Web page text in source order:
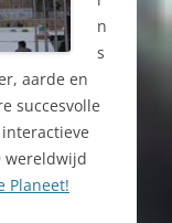
n
s
aarde en
succesvolle
wereldwijd
Planeet!